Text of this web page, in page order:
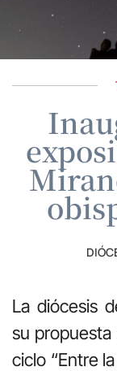
La diócesis
su
ciclo “Entre